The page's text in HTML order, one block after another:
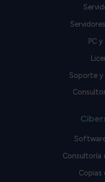
PC
Soporte
Consultoría
Copias